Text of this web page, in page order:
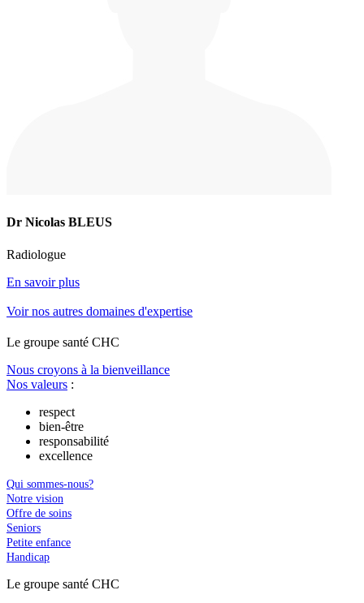
Dr Nicolas BLEUS
Radiologue
En savoir plus
Voir nos autres domaines d'expertise
Le groupe santé CHC
Nous croyons à la bienveillance
Nos valeurs :
respect
bien-être
responsabilité
excellence
Qui sommes-nous?
Notre vision
Offre de soins
Seniors
Petite enfance
Handicap
Le groupe santé CHC